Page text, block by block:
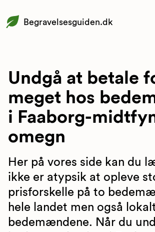
Begravelsesguiden.dk
Undgå at betale
meget hos
i Faaborg-
omegn
Her på vores side kan du
ikke er atypsik at opleve
prisforskelle på to
hele landet men også
bedemændene. Når du